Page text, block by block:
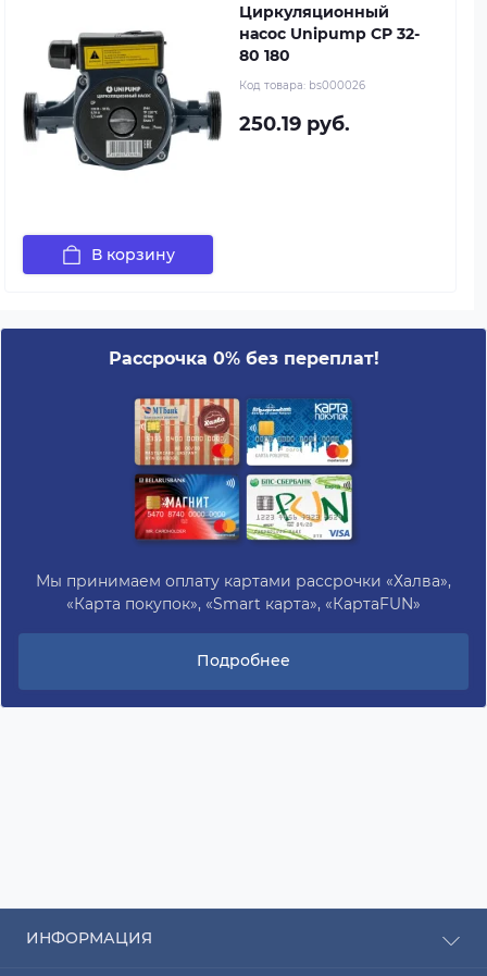
Циркуляционный
насос Unipump CP 32-
80 180
Код товара: bs000026
250.19 руб.
В корзину
Рассрочка 0% без переплат!
Мы принимаем оплату картами рассрочки «Халва»,
«Карта покупок», «Smart карта», «КартаFUN»
Подробнее
ИНФОРМАЦИЯ